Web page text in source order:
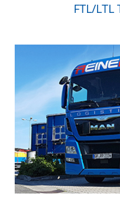
FTL/LTL